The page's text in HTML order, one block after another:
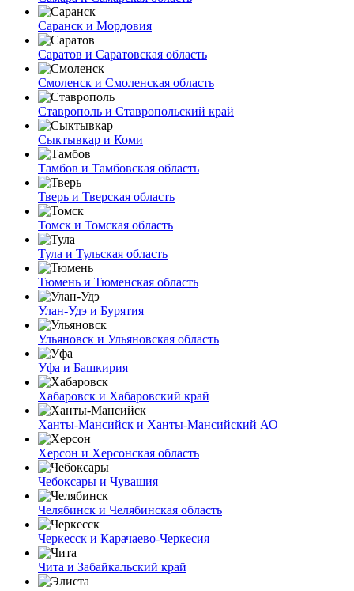
Саранск и Мордовия
Саратов и Саратовская область
Смоленск и Смоленская область
Ставрополь и Ставропольский край
Сыктывкар и Коми
Тамбов и Тамбовская область
Тверь и Тверская область
Томск и Томская область
Тула и Тульская область
Тюмень и Тюменская область
Улан-Удэ и Бурятия
Ульяновск и Ульяновская область
Уфа и Башкирия
Хабаровск и Хабаровский край
Ханты-Мансийск и Ханты-Мансийский АО
Херсон и Херсонская область
Чебоксары и Чувашия
Челябинск и Челябинская область
Черкесск и Карачаево-Черкесия
Чита и Забайкальский край